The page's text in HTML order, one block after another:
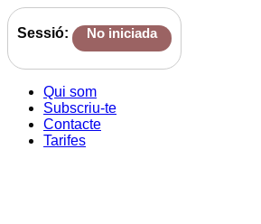
Sessió: No iniciada
Qui som
Subscriu-te
Contacte
Tarifes